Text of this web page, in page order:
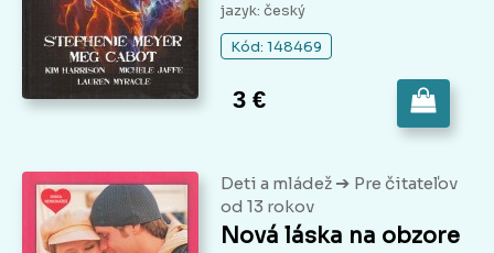
jazyk: český
Kód: 148469
3 €
Deti a mládež ➔ Pre čitateľov
od 13 rokov
Nová láska na obzore